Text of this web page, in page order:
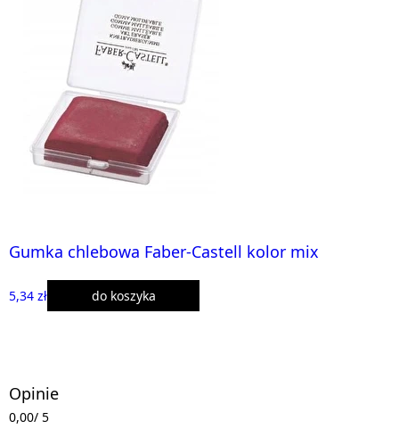
Gumka chlebowa Faber-Castell kolor mix
5,34 zł do koszyka
Opinie
0,00/ 5